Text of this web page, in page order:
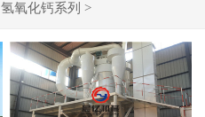
氢氧化钙系列 >